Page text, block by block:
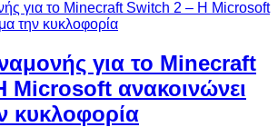
για το Minecraft
Microsoft ανακοινώνει
κυκλοφορία